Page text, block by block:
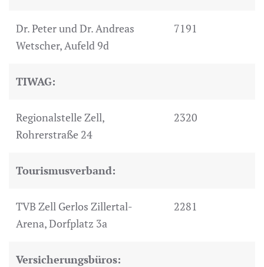
Dr. Peter und Dr. Andreas
Wetscher, Aufeld 9d
7191
TIWAG:
Regionalstelle Zell,
Rohrerstraße 24
2320
Tourismusverband:
TVB Zell Gerlos Zillertal-
Arena, Dorfplatz 3a
2281
Versicherungsbüros: